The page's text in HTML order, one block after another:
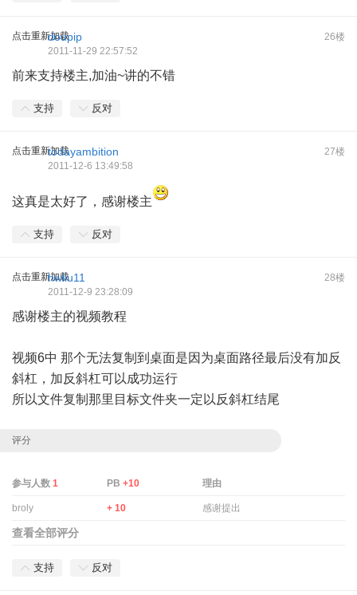
点击重新加载 26楼
doupip
2011-11-29 22:57:52
前来支持楼主,加油~讲的不错
支持 反对
点击重新加载 27楼
todayambition
2011-12-6 13:49:58
这真是太好了，感谢楼主
支持 反对
点击重新加载 28楼
hwliu11
2011-12-9 23:28:09
感谢楼主的视频教程
视频6中 那个无法复制到桌面是因为桌面路径最后没有加反
斜杠，加反斜杠可以成功运行
所以文件复制那里目标文件夹一定以反斜杠结尾
评分
参与人数 1 PB+10 理由
broly + 10 感谢提出
查看全部评分
支持 反对